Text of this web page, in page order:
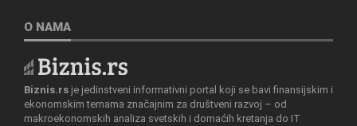
O NAMA
Biznis.rs je jedinstveni informativni portal koji se bavi finansijskim i
ekonomskim temama značajnim za društveni razvoj – od
makroekonomskih analiza svetskih i domaćih kretanja do IT